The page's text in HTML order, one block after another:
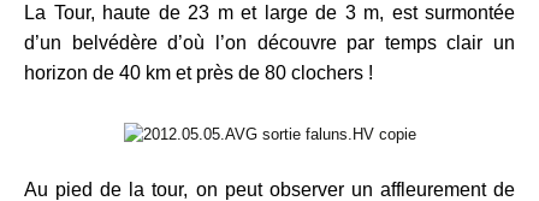
La Tour, haute de 23 m et large de 3 m, est surmontée
d’un belvédère d’où l’on découvre par temps clair un
horizon de 40 km et près de 80 clochers !
Au pied de la tour, on peut observer un affleurement de